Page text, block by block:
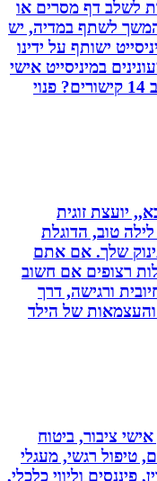
דף מסרים או
לשתף במדיה, יש
ישותף על ידינו
במיניסייט אישי
שיחשוף את כל הקמפיין שלכם ב 14 קישורים? פנוי
זוגית
טוב, הדוגלת
שלך. אם אתם
רצופים אם חשוב
ורגישה, דרך
של הילד
ציבור, ביטוח
רגשי, מעגלי
וליווי כלכלי,